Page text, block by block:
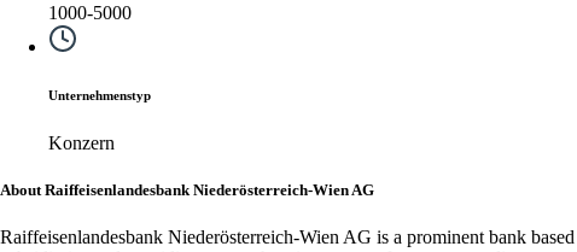
1000-5000
Unternehmenstyp
Konzern
About Raiffeisenlandesbank Niederösterreich-Wien AG
Raiffeisenlandesbank Niederösterreich-Wien AG is a prominent bank